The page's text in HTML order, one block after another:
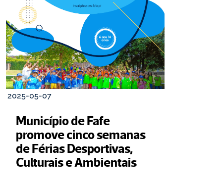
2025-05-07
Município de Fafe
promove cinco semanas
de Férias Desportivas,
Culturais e Ambientais